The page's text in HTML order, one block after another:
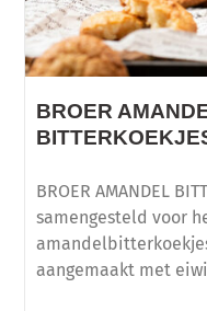
BROER
BROER AMANDEL
samengesteld voor
aangemaakt met